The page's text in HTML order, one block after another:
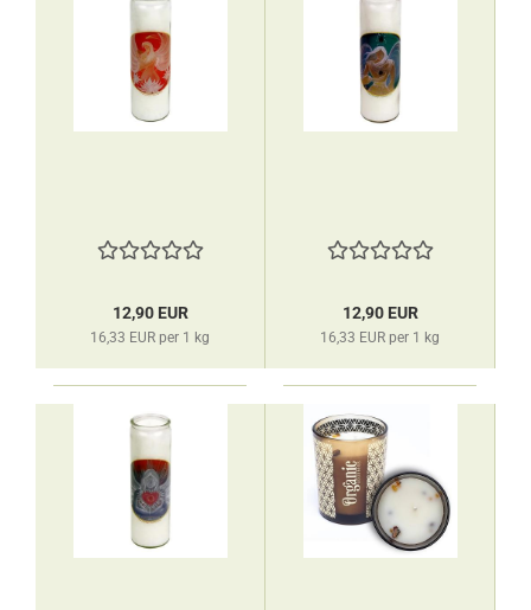
12,90 EUR
16,33 EUR per 1 kg
12,90 EUR
16,33 EUR per 1 kg